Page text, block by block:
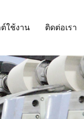
ใช้งาน ติดต่อเรา